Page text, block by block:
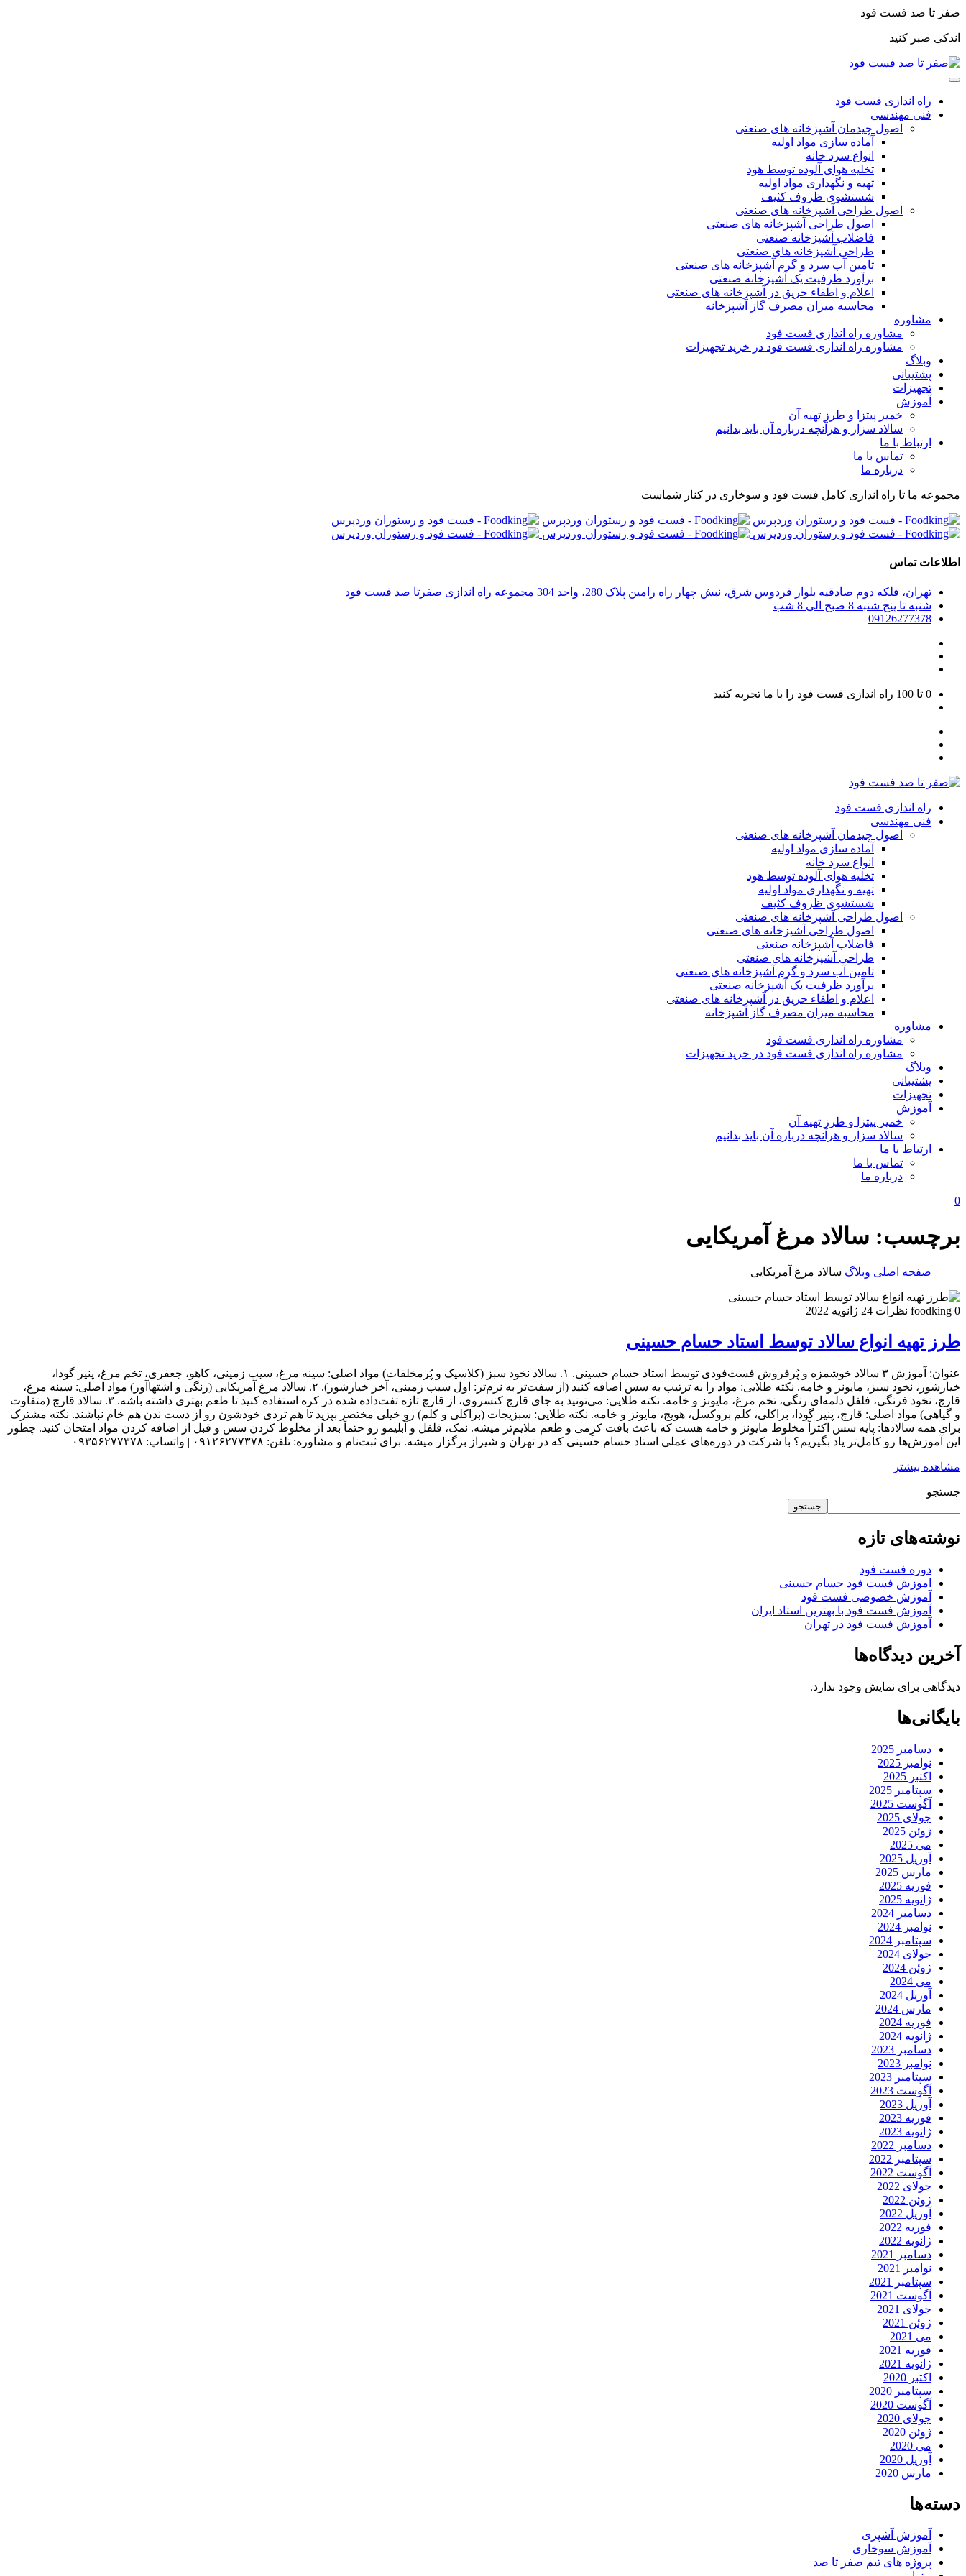
صفر تا صد فست فود
اندکی صبر کنید
راه اندازی فست فود
فنی مهندسی
اصول چیدمان آشپزخانه های صنعتی
آماده سازی مواد اولیه
انواع سرد خانه
تخلیه هوای آلوده توسط هود
تهیه و نگهداری مواد اولیه
شستشوی ظروف کثیف
اصول طراحی آشپزخانه های صنعتی
اصول طراحی آشپزخانه های صنعتی
فاضلاب آشپزخانه صنعتی
طراحی آشپزخانه های صنعتی
تامین آب سرد و گرم آشپزخانه های صنعتی
برآورد ظرفیت یک آشپزخانه صنعتی
اعلام و اطفاء حریق در آشپزخانه های صنعتی
محاسبه میزان مصرف گاز آشپزخانه
مشاوره
مشاوره راه اندازی فست فود
مشاوره راه اندازی فست فود در خرید تجهیزات
وبلاگ
پشتیبانی
تجهیزات
آموزش
خمیر پیتزا و طرز تهیه آن
سالاد سزار و هرآنچه درباره آن باید بدانیم
ارتباط با ما
تماس با ما
درباره ما
مجموعه ما تا راه اندازی کامل فست فود و سوخاری در کنار شماست
اطلاعات تماس
تهران، فلکه دوم صادقیه بلوار فردوس شرق، نبش چهار راه رامین پلاک 280، واحد 304 مجموعه راه اندازی صفرتا صد فست فود
شنبه تا پنج شنبه 8 صبح الی 8 شب
09126277378
0 تا 100 راه اندازی فست فود را با ما تجربه کنید
راه اندازی فست فود
فنی مهندسی
اصول چیدمان آشپزخانه های صنعتی
آماده سازی مواد اولیه
انواع سرد خانه
تخلیه هوای آلوده توسط هود
تهیه و نگهداری مواد اولیه
شستشوی ظروف کثیف
اصول طراحی آشپزخانه های صنعتی
اصول طراحی آشپزخانه های صنعتی
فاضلاب آشپزخانه صنعتی
طراحی آشپزخانه های صنعتی
تامین آب سرد و گرم آشپزخانه های صنعتی
برآورد ظرفیت یک آشپزخانه صنعتی
اعلام و اطفاء حریق در آشپزخانه های صنعتی
محاسبه میزان مصرف گاز آشپزخانه
مشاوره
مشاوره راه اندازی فست فود
مشاوره راه اندازی فست فود در خرید تجهیزات
وبلاگ
پشتیبانی
تجهیزات
آموزش
خمیر پیتزا و طرز تهیه آن
سالاد سزار و هرآنچه درباره آن باید بدانیم
ارتباط با ما
تماس با ما
درباره ما
0
برچسب: سالاد مرغ آمریکایی
صفحه اصلی وبلاگ سالاد مرغ آمریکایی
foodking 0 نظرات 24 ژانویه 2022
طرز تهیه انواع سالاد توسط استاد حسام حسینی
عنوان: آموزش ۳ سالاد خوشمزه و پُرفروش فست‌فودی توسط استاد حسام حسینی. ۱. سالاد نخود سبز (کلاسیک و پُرمخلفات) مواد اصلی: سینه مرغ، سیب زمینی، کاهو، جعفری، تخم مرغ، پنیر گودا،
خیارشور، نخود سبز، مایونز و خامه. نکته طلایی: مواد را به ترتیب به سس اضافه کنید (از سفت‌تر به نرم‌تر: اول سیب زمینی، آخر خیارشور). ۲. سالاد مرغ آمریکایی (رنگی و اشتهاآور) مواد اصلی: سینه مرغ،
قارچ، نخود فرنگی، فلفل دلمه‌ای رنگی، تخم مرغ، مایونز و خامه. نکته طلایی: می‌تونید به جای قارچ کنسروی، از قارچ تازه تفت‌داده شده در کره استفاده کنید تا طعم بهتری داشته باشه. ۳. سالاد قارچ (متفاوت
و گیاهی) مواد اصلی: قارچ، پنیر گودا، براکلی، کلم بروکسل، هویج، مایونز و خامه. نکته طلایی: سبزیجات (براکلی و کلم) رو خیلی مختصر بپزید تا هم تردی خودشون رو از دست ندن هم خام نباشند. نکته مشترک
برای همه سالادها: پایه سس اکثراً مخلوط مایونز و خامه هست که باعث بافت کرِمی و طعم ملایم‌تر میشه. نمک، فلفل و آبلیمو رو حتماً بعد از مخلوط کردن سس و قبل از اضافه کردن مواد امتحان کنید. چطور
این آموزش‌ها رو کامل‌تر یاد بگیریم؟ با شرکت در دوره‌های عملی استاد حسام حسینی که در تهران و شیراز برگزار میشه. برای ثبت‌نام و مشاوره: تلفن: ۰۹۱۲۶۲۷۷۳۷۸ | واتساپ: ۰۹۳۵۶۲۷۷۳۷۸
مشاهده بیشتر
جستجو
جستجو
نوشته‌های تازه
دوره فست فود
اموزش فست فود حسام حسینی
آموزش خصوصی فست فود
آموزش فست فود با بهترین استاد ایران
آموزش فست فود در تهران
آخرین دیدگاه‌ها
دیدگاهی برای نمایش وجود ندارد.
بایگانی‌ها
دسامبر 2025
نوامبر 2025
اکتبر 2025
سپتامبر 2025
آگوست 2025
جولای 2025
ژوئن 2025
می 2025
آوریل 2025
مارس 2025
فوریه 2025
ژانویه 2025
دسامبر 2024
نوامبر 2024
سپتامبر 2024
جولای 2024
ژوئن 2024
می 2024
آوریل 2024
مارس 2024
فوریه 2024
ژانویه 2024
دسامبر 2023
نوامبر 2023
سپتامبر 2023
آگوست 2023
آوریل 2023
فوریه 2023
ژانویه 2023
دسامبر 2022
سپتامبر 2022
آگوست 2022
جولای 2022
ژوئن 2022
آوریل 2022
فوریه 2022
ژانویه 2022
دسامبر 2021
نوامبر 2021
سپتامبر 2021
آگوست 2021
جولای 2021
ژوئن 2021
می 2021
فوریه 2021
ژانویه 2021
اکتبر 2020
سپتامبر 2020
آگوست 2020
جولای 2020
ژوئن 2020
می 2020
آوریل 2020
مارس 2020
دسته‌ها
آموزش آشپزی
آموزش سوخاری
پروژه های تیم صفر تا صد